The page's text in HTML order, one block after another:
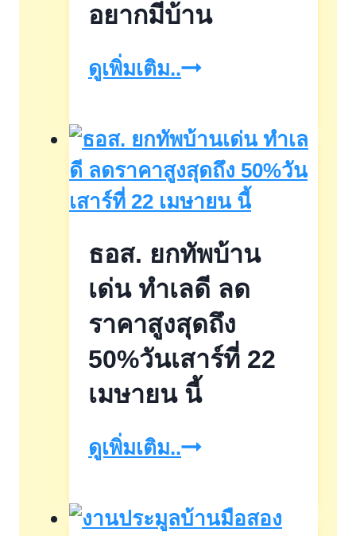
อยากมีบ้าน
ดูเพิ่มเติม..IMAGINING
LIVING
งาน
สำหรับ
อยาก
มี
บ้าน
ธอส. ยกทัพบ้าน
เด่น ทำเลดี ลด
ราคาสูงสุดถึง
50%วันเสาร์ที่ 22
เมษายน นี้
ดูเพิ่มเติม..ธอส.
ทัพ